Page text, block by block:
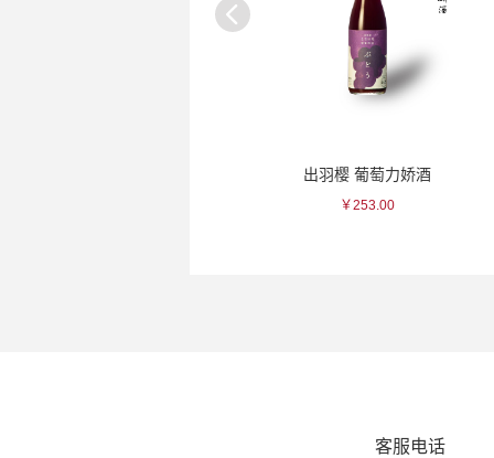
出羽樱 葡萄力娇酒
￥253.00
客服电话